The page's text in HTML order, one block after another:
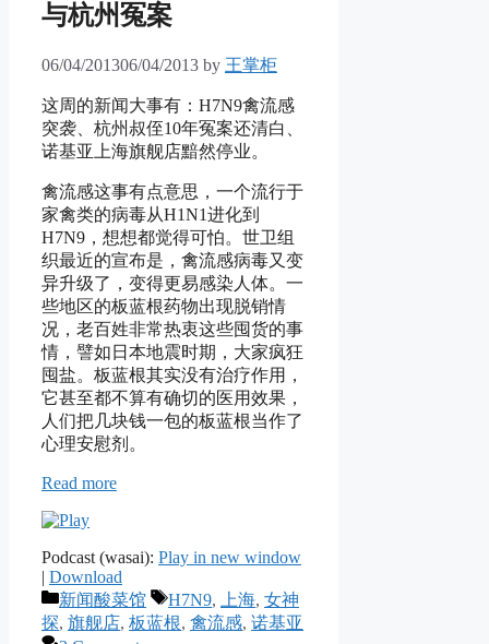
与杭州冤案
06/04/201306/04/2013 by 王掌柜
这周的新闻大事有：H7N9禽流感
突袭、杭州叔侄10年冤案还清白、
诺基亚上海旗舰店黯然停业。
禽流感这事有点意思，一个流行于
家禽类的病毒从H1N1进化到
H7N9，想想都觉得可怕。世卫组
织最近的宣布是，禽流感病毒又变
异升级了，变得更易感染人体。一
些地区的板蓝根药物出现脱销情
况，老百姓非常热衷这些囤货的事
情，譬如日本地震时期，大家疯狂
囤盐。板蓝根其实没有治疗作用，
它甚至都不算有确切的医用效果，
人们把几块钱一包的板蓝根当作了
心理安慰剂。
Read more
Podcast (wasai): Play in new window
| Download
Categories
新闻酸菜馆 Tags
H7N9, 上海, 女神
探, 旗舰店, 板蓝根, 禽流感, 诺基亚